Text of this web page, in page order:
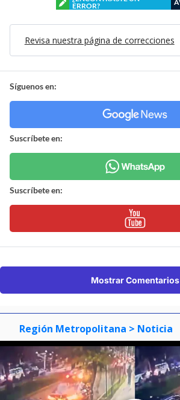
Cedidas RBB
Revisa nuestra página de correcciones
Mostrar Comentarios